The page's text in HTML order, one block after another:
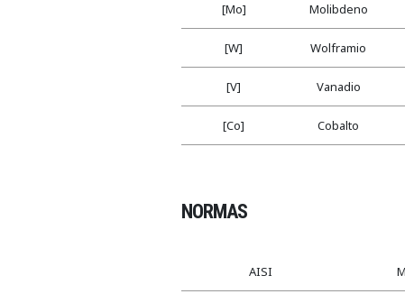
[Mo] Molibdeno
[W] Wolframio
[V] Vanadio
[Co] Cobalto
NORMAS
AISI